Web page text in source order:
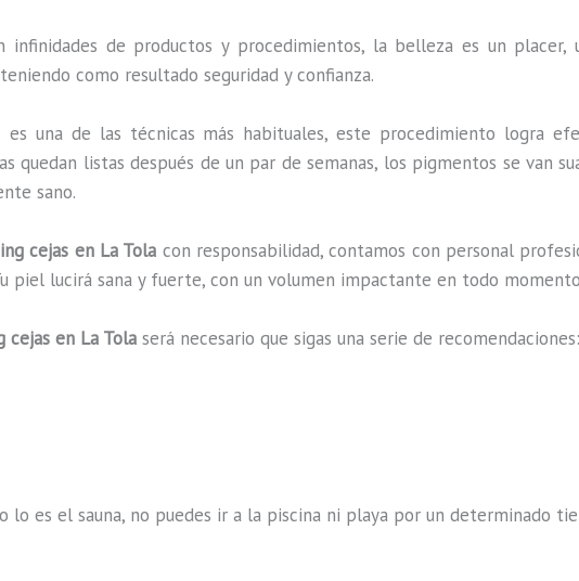
de productos y procedimientos, la belleza es un placer,
como resultado seguridad y confianza.
es una de las técnicas más habituales, este procedimiento logra
quedan listas después de un par de semanas, los pigmentos se van
sano.
cejas en La Tola con responsabilidad, contamos con personal
piel lucirá sana y fuerte, con un volumen impactante en todo
cejas en La Tola será necesario que sigas una serie de recomendaciones:
lo es el sauna, no puedes ir a la piscina ni playa por un determinado